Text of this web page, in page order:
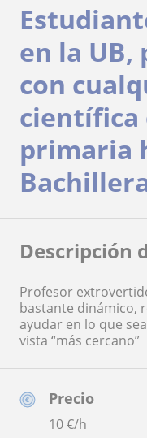
Precio
10€/h
en la UB,
con
científica
primaria
Descripción
Profesor
bastante dinámico,
ayudar en lo que
vista “más cercano”